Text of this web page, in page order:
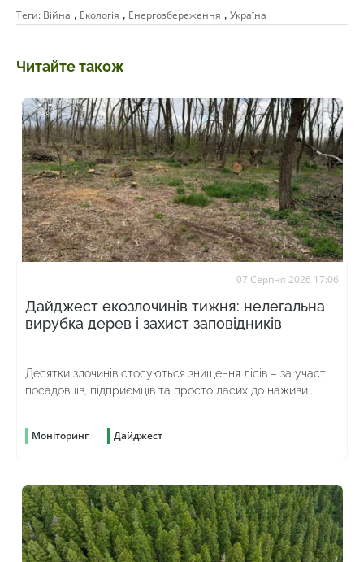
Теги: Війна , Екологія , Енергозбереження , Україна
Читайте також
07 Серпня 2026 17:06
Дайджест екозлочинів тижня: нелегальна
вирубка дерев і захист заповідників
Десятки злочинів стосуються знищення лісів – за участі
посадовців, підприємців та просто ласих до наживи
Моніторинг Дайджест